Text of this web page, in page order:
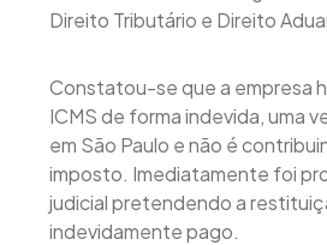
Direito Tributário e Direito
Constatou-se que a empresa
ICMS de forma indevida, uma
em São Paulo e não é
imposto. Imediatamente foi
judicial pretendendo a
indevidamente pago.